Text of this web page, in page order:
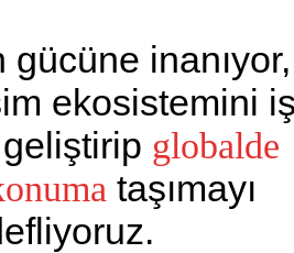
inanıyor,
ekosistemini
globalde
taşımayı